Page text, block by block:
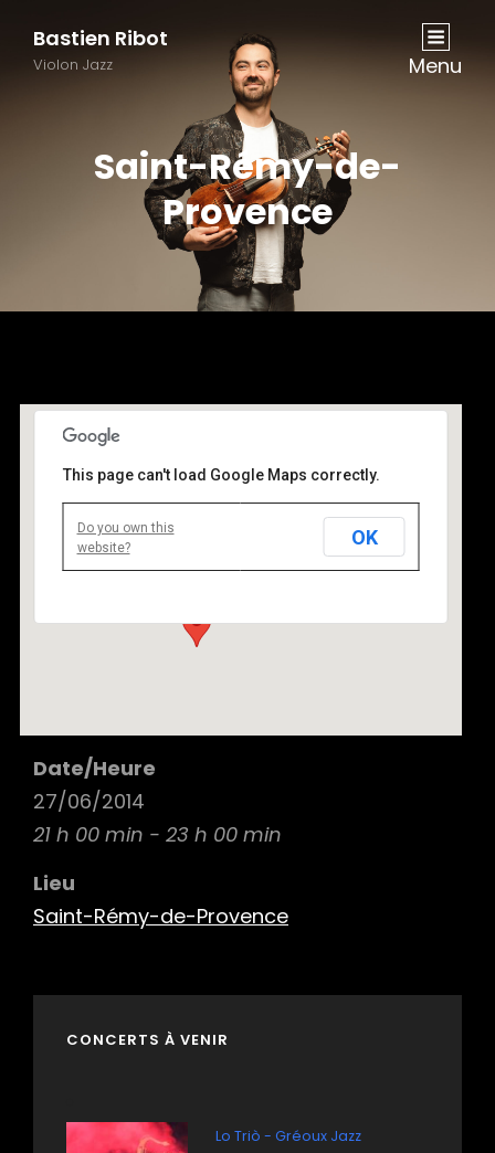
Bastien Ribot
Violon Jazz Menu
Saint-Rémy-de-
Provence
Saint-Rémy-de-Provence
Saint-Rémy-de-Provence - Saint-Rémy-de-Provence
This page can't load Google Maps correctly.
Do you own this
website?
OK
Date/Heure
27/06/2014
21 h 00 min - 23 h 00 min
Lieu
Saint-Rémy-de-Provence
CONCERTS À VENIR
Lo Triò - Gréoux Jazz